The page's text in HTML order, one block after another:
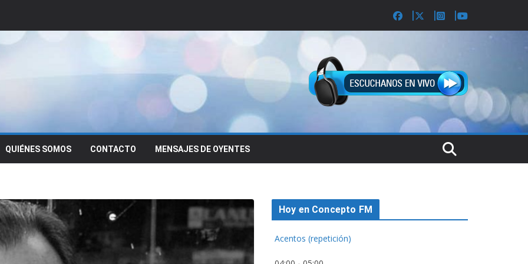
QUIÉNES SOMOS CONTACTO MENSAJES DE OYENTES
Hoy en Concepto FM
Acentos (repetición)